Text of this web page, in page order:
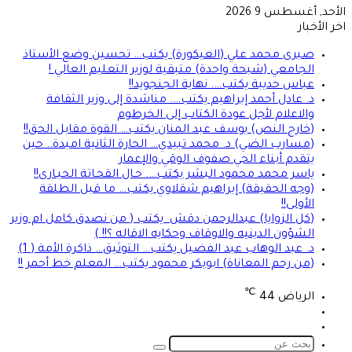
الأحد, أغسطس 9 2026
اخر الأخبار
صبرى محمد علي (العيكورة) يكتب… تحسين وضع الأستاذ
الجامعي (شبحة واحدة) متبقية لوزير التعليم العالي !
عباس حديبة يكتب…. نهاية الجنجويد!!
د. عادل أحمد إبراهيم يكتب…. مناشدة إلى وزير الثقافة
والاعلام لأجل عودة الكتاب إلى الخرطوم
(خارج النص) يوسف عبد المنان يكتب… القوة مقابل الحق!!
(مسارب الضي) د. محمد تبيدي… الحارة الثانية امبدة.. حين
يتقدم أبناء الحي صفوف الوقي والإعمار
ياسر محمد محمود البشر يكتب…. حـال القحـاتة الحيـارى!!
(وجه الحقيقة) إبراهيم شقلاوي يكتب… ما قبل الطلقة
الأولى!!
(كل الزوايا) عبدالرحمن دقش يكتب ( من نصدق كامل ام وزير
الشؤون الدينيه والاوقاف وحكايه الاقاله ؟!! )
د. عبد الوهاب عبد الفضيل يكتب… التوثيق… ذاكرة الأمة ( 1)
(من رحم المعاناة) ابوبكر محمود يكتب… المعلم خط أحمر !!
الرياض 44
℃
المظلم